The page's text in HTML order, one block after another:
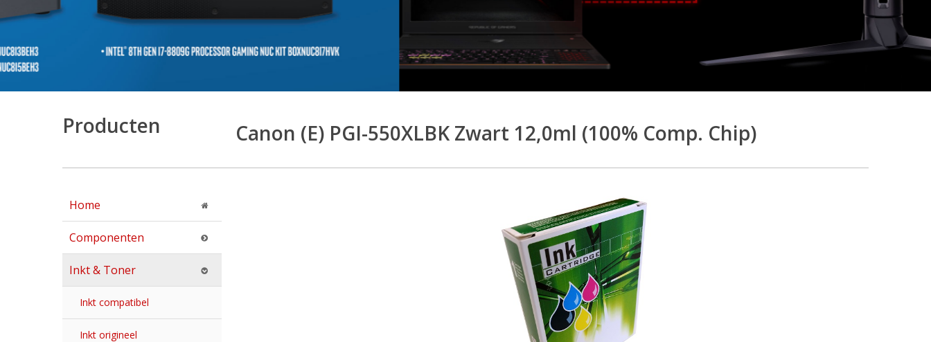
Producten
Home
Componenten
Inkt & Toner
Inkt compatibel
Inkt origineel
Canon (E) PGI-550XLBK Zwart 12,0ml (100% Comp. Chip)